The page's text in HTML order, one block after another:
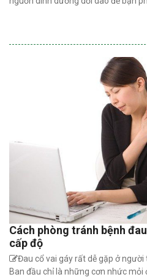
Cách phòng tránh bệnh
cấp độ
Đau cổ vai gáy rất dễ gặp ở
Ban đầu chỉ là những cơn nhức